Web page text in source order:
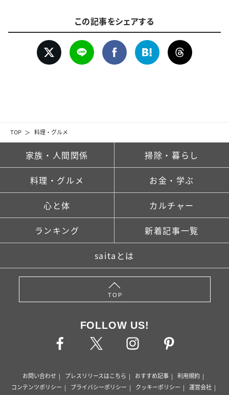
TOP 料理・グルメ
この記事をシェアする
家族・人間関係 掃除・暮らし
料理・グルメ お金・学ぶ
心と体 カルチャー
ランキング 新着記事一覧
saitaとは
TOP
FOLLOW US!
お問い合わせ プレスリリースはこちら おすすめ記事
利用規約
コンテンツポリシー
プライバシーポリシー クッキーポリシー
運営会社